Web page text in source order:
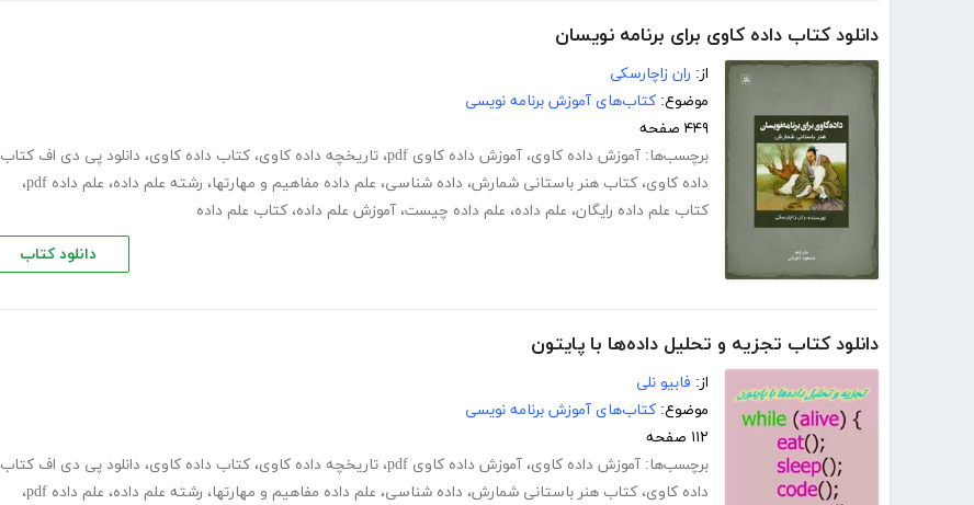
دانلود کتاب داده کاوی برای برنامه نویسان
از: ران زاچارسکی
موضوع: کتاب‌های آموزش برنامه نویسی
۴۴۹ صفحه
برچسب‌ها: آموزش داده کاوی، آموزش داده کاوی pdf ، تاریخچه داده کاوی، کتاب داده کاوی، دانلود پی دی اف کتاب
داده کاوی، کتاب هنر باستانی شمارش، داده شناسی، علم داده مفاهیم و مهارتها، رشته علم داده، علم داده pdf
،
کتاب علم داده رایگان، علم داده، علم داده چیست، آموزش علم داده، کتاب علم داده
دانلود کتاب
دانلود کتاب تجزیه و تحلیل داده‌ها با پایتون
از: فابیو نلی
موضوع: کتاب‌های آموزش برنامه نویسی
۱۱۲ صفحه
برچسب‌ها: آموزش داده کاوی، آموزش داده کاوی pdf ، تاریخچه داده کاوی، کتاب داده کاوی، دانلود پی دی اف کتاب
داده کاوی، کتاب هنر باستانی شمارش، داده شناسی، علم داده مفاهیم و مهارتها، رشته علم داده، علم داده pdf
،